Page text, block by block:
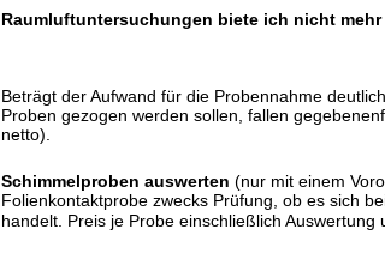
Raumluftuntersuchungen biete ich nicht mehr
Beträgt der Aufwand für die Probennahme
Proben gezogen werden sollen, fallen
netto).
Schimmelproben auswerten (nur mit einem
Folienkontaktprobe zwecks Prüfung, ob es sich
handelt. Preis je Probe einschließlich Auswertung